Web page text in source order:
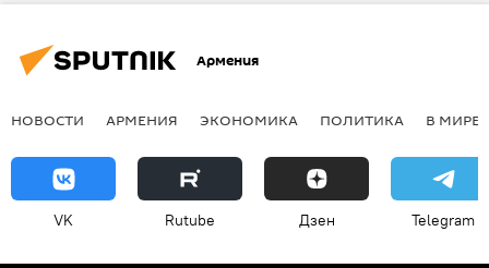
Армения
НОВОСТИ АРМЕНИЯ ЭКОНОМИКА ПОЛИТИКА В МИРЕ
VK Rutube Дзен Telegram